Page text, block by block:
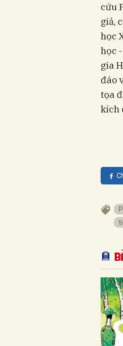
cứu
giả,
học
học
gia
đáo
tọa
kích